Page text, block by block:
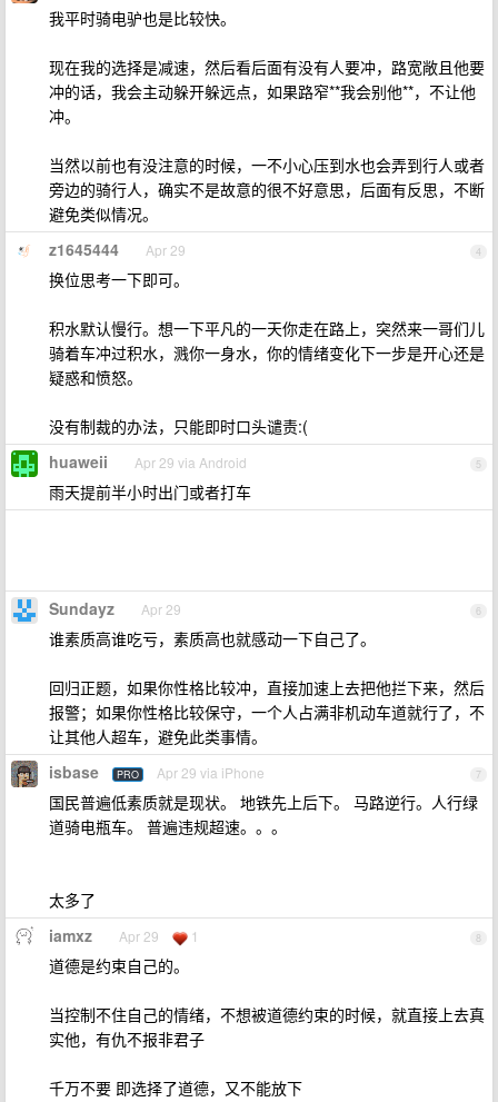
我平时骑电驴也是比较快。
现在我的选择是减速，然后看后面有没有人要冲，路宽敞且他要
冲的话，我会主动躲开躲远点，如果路窄**我会别他**，不让他
冲。
当然以前也有没注意的时候，一不小心压到水也会弄到行人或者
旁边的骑行人，确实不是故意的很不好意思，后面有反思，不断
避免类似情况。
4
z1645444 Apr 29
换位思考一下即可。
积水默认慢行。想一下平凡的一天你走在路上，突然来一哥们儿
骑着车冲过积水，溅你一身水，你的情绪变化下一步是开心还是
疑惑和愤怒。
没有制裁的办法，只能即时口头谴责:(
5
huaweii Apr 29 via Android
雨天提前半小时出门或者打车
6
Sundayz Apr 29
谁素质高谁吃亏，素质高也就感动一下自己了。
回归正题，如果你性格比较冲，直接加速上去把他拦下来，然后
报警；如果你性格比较保守，一个人占满非机动车道就行了，不
让其他人超车，避免此类事情。
7
isbase PRO Apr 29 via iPhone
国民普遍低素质就是现状。 地铁先上后下。 马路逆行。人行绿
道骑电瓶车。 普遍违规超速。。。
太多了
8
iamxz Apr 29 1
道德是约束自己的。
当控制不住自己的情绪，不想被道德约束的时候，就直接上去真
实他，有仇不报非君子
千万不要 即选择了道德，又不能放下